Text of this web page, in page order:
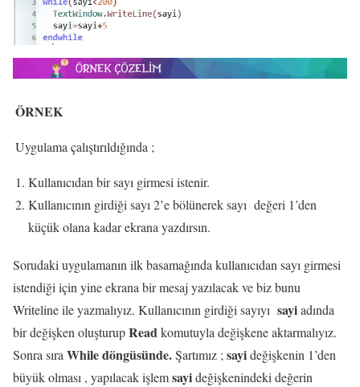
ÖRNEK
Uygulama çalıştırıldığında ;
Kullanıcıdan bir sayı girmesi istenir.
Kullanıcının girdiği sayı 2’e bölünerek sayı değeri 1’den
küçük olana kadar ekrana yazdırsın.
Sorudaki uygulamanın ilk basamağında kullanıcıdan sayı girmesi
istendiği için yine ekrana bir mesaj yazılacak ve biz bunu
Writeline ile yazmalıyız. Kullanıcının girdiği sayıyı sayiadında
bir değişken oluşturupReadkomutuyla değişkene aktarmalıyız.
Sonra sıra While döngüsünde.Şartımız ; sayideğişkenin 1’den
büyük olması , yapılacak işlemsayideğişkenindeki değerin